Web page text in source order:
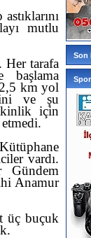
mutlu
Her tarafa
başlama
2,5 km yol
ve şu
için
vardı.
Gündem
Anamur
üç buçuk
Son